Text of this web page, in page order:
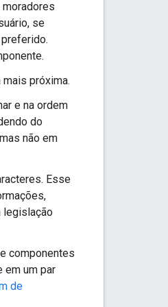
se
próxima.
e na ordem
do
não em
Esse
legislação
componentes
em um par
de